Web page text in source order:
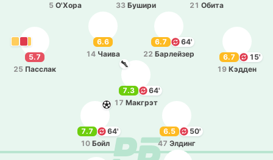
21 Обита
33 Бушири
5 О'Хора
7.3
64'
17 Ма­кгрэт
6.7
64'
22 Ба­рлей­зер
5.7
25 Па­сслак
6.7
15'
19 Кэдден
6.6
14 Чаива
6.5
50'
47 Элдинг
7.7
64'
10 Бойл